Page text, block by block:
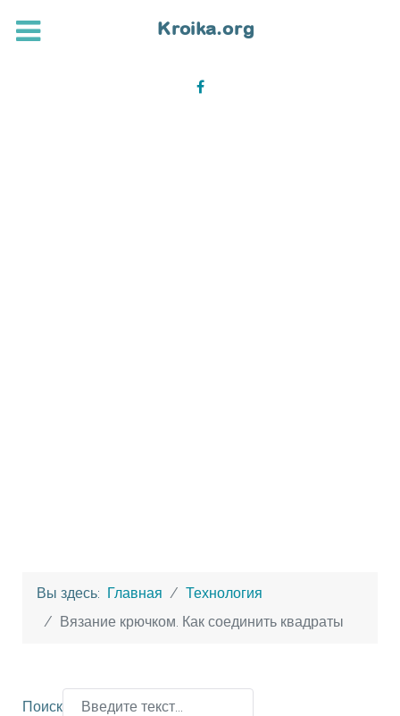
Вы здесь: Главная
Технология
Вязание крючком. Как соединить квадраты
Поиск